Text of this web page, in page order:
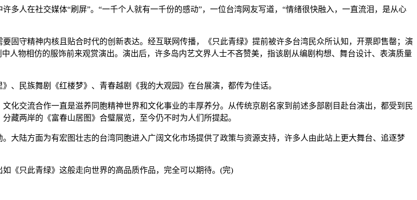
人在社交媒体“刷屏”。“一千个人就有一千份的感动”，一位台湾网友写道，“情绪很快融入，一直流泪，是从心
守精神内核且贴合时代的创新表达。经互联网传播，《只此青绿》提前被许多台湾民众所认知，开票即售罄；演
人物相仿的服饰前来观赏演出。演出后，许多岛内艺文界人士不吝赞美，指该剧从编剧构想、舞台设计、表演质量
民族舞剧《红楼梦》、青春越剧《我的大观园》在台展演，都传为佳话。
交流合作一直是滋养同胞精神世界和文化事业的丰厚养分。从传统京剧名家到前述多部剧目赴台演出，都受到民
藏两岸的《富春山居图》合璧展览，至今仍不时为人们所提起。
陆方面为有宏图壮志的台湾同胞进入广阔文化市场提供了政策与资源支持，许多人由此站上更大舞台、追逐梦
只此青绿》这般走向世界的高品质作品，完全可以期待。(完)